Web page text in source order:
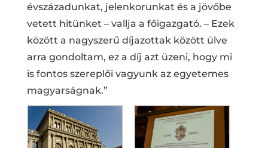
évszázadunkat, jelenkorunkat és a jövőbe
vetett hitünket – vallja a főigazgató. – Ezek
között a nagyszerű díjazottak között ülve
arra gondoltam, ez a díj azt üzeni, hogy mi
is fontos szereplői vagyunk az egyetemes
magyarságnak.”